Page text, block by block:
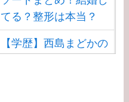
てる？整形は本当？
【学歴】西島まどかの